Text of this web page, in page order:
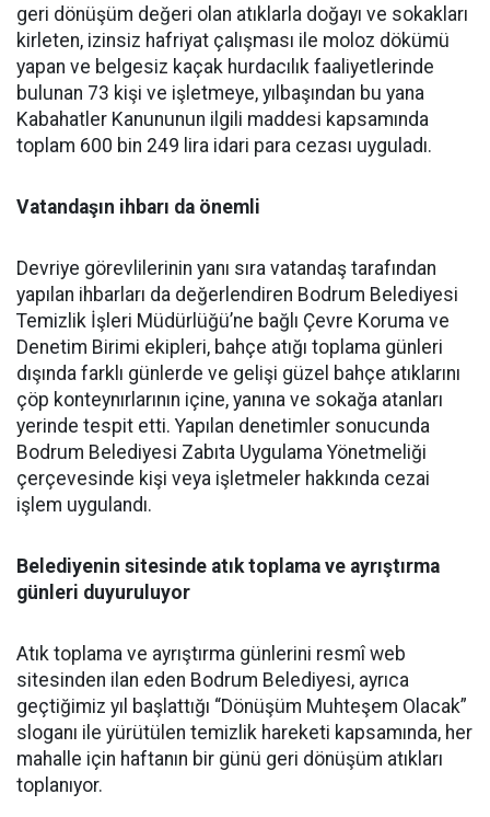
geri dönüşüm değeri olan atıklarla doğayı ve sokakları
kirleten, izinsiz hafriyat çalışması ile moloz dökümü
yapan ve belgesiz kaçak hurdacılık faaliyetlerinde
bulunan 73 kişi ve işletmeye, yılbaşından bu yana
Kabahatler Kanununun ilgili maddesi kapsamında
toplam 600 bin 249 lira idari para cezası uyguladı.
Vatandaşın ihbarı da önemli
Devriye görevlilerinin yanı sıra vatandaş tarafından
yapılan ihbarları da değerlendiren Bodrum Belediyesi
Temizlik İşleri Müdürlüğü’ne bağlı Çevre Koruma ve
Denetim Birimi ekipleri, bahçe atığı toplama günleri
dışında farklı günlerde ve gelişi güzel bahçe atıklarını
çöp konteynırlarının içine, yanına ve sokağa atanları
yerinde tespit etti. Yapılan denetimler sonucunda
Bodrum Belediyesi Zabıta Uygulama Yönetmeliği
çerçevesinde kişi veya işletmeler hakkında cezai
işlem uygulandı.
Belediyenin sitesinde atık toplama ve ayrıştırma
günleri duyuruluyor
Atık toplama ve ayrıştırma günlerini resmî web
sitesinden ilan eden Bodrum Belediyesi, ayrıca
geçtiğimiz yıl başlattığı “Dönüşüm Muhteşem Olacak”
sloganı ile yürütülen temizlik hareketi kapsamında, her
mahalle için haftanın bir günü geri dönüşüm atıkları
toplanıyor.